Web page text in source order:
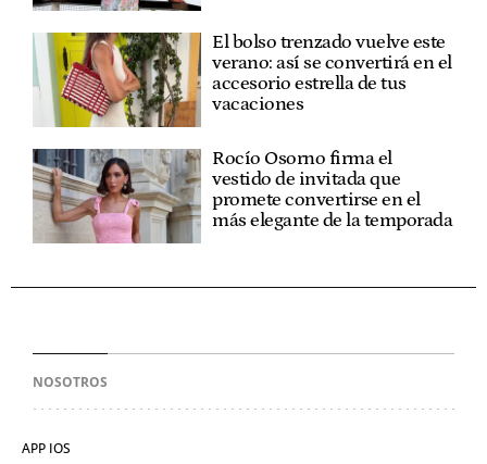
El bolso trenzado vuelve este
verano: así se convertirá en el
accesorio estrella de tus
vacaciones
Rocío Osorno firma el
vestido de invitada que
promete convertirse en el
más elegante de la temporada
NOSOTROS
APP IOS